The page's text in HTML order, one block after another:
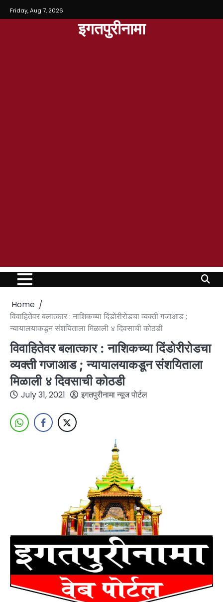
Friday, Aug 7, 2026
इगतपुरीनामा
Home
विवाहितेवर बलात्कार : नाशिकच्या दिंडोरीरोडचा व्यक्ती गजाआड ;
न्यायालयाकडून संशयिताला मिळाली ४ दिवसाची कोठडी
विवाहितेवर बलात्कार : नाशिकच्या दिंडोरीरोडचा
व्यक्ती गजाआड ; न्यायालयाकडून संशयिताला
मिळाली ४ दिवसाची कोठडी
July 31, 2021 इगतपुरीनामा न्यूज पोर्टल